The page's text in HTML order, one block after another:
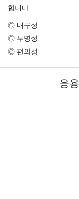
합니다.
◎ 내구성
◎ 투명성
◎ 편의성
응